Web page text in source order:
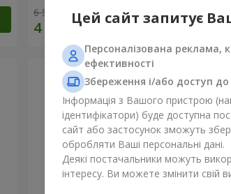
6 570 грн Замовити
Цей сайт запитує
Персоналізована реклама,
ефективності
Збереження і/або доступ
Інформація з Вашого пристрою
ідентифікатори) буде доступна
сайт або застосунок зможуть
обробляти Ваші персональні дані.
Деякі постачальники можуть
інтересу. Ви можете змінити свій